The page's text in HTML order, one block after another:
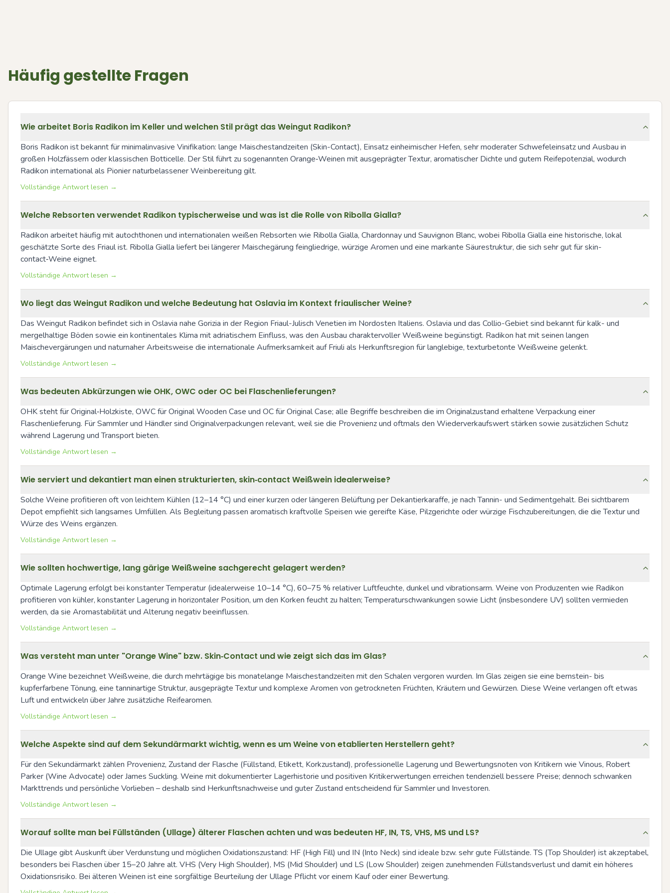
Häufig gestellte Fragen
Wie arbeitet Boris Radikon im Keller und welchen Stil prägt das Weingut Radikon?
Boris Radikon ist bekannt für minimalinvasive Vinifikation: lange Maischestandzeiten (Skin-Contact), Einsatz einheimischer Hefen, sehr moderater Schwefeleinsatz und Ausbau in
großen Holzfässern oder klassischen Botticelle. Der Stil führt zu sogenannten Orange‑Weinen mit ausgeprägter Textur, aromatischer Dichte und gutem Reifepotenzial, wodurch
Radikon international als Pionier naturbelassener Weinbereitung gilt.
Vollständige Antwort lesen →
Welche Rebsorten verwendet Radikon typischerweise und was ist die Rolle von Ribolla Gialla?
Radikon arbeitet häufig mit autochthonen und internationalen weißen Rebsorten wie Ribolla Gialla, Chardonnay und Sauvignon Blanc, wobei Ribolla Gialla eine historische, lokal
geschätzte Sorte des Friaul ist. Ribolla Gialla liefert bei längerer Maischegärung feingliedrige, würzige Aromen und eine markante Säurestruktur, die sich sehr gut für skin-
contact‑Weine eignet.
Vollständige Antwort lesen →
Wo liegt das Weingut Radikon und welche Bedeutung hat Oslavia im Kontext friaulischer Weine?
Das Weingut Radikon befindet sich in Oslavia nahe Gorizia in der Region Friaul-Julisch Venetien im Nordosten Italiens. Oslavia und das Collio-Gebiet sind bekannt für kalk- und
mergelhaltige Böden sowie ein kontinentales Klima mit adriatischem Einfluss, was den Ausbau charaktervoller Weißweine begünstigt. Radikon hat mit seinen langen
Maischevergärungen und naturnaher Arbeitsweise die internationale Aufmerksamkeit auf Friuli als Herkunftsregion für langlebige, texturbetonte Weißweine gelenkt.
Vollständige Antwort lesen →
Was bedeuten Abkürzungen wie OHK, OWC oder OC bei Flaschenlieferungen?
OHK steht für Original‑Holzkiste, OWC für Original Wooden Case und OC für Original Case; alle Begriffe beschreiben die im Originalzustand erhaltene Verpackung einer
Flaschenlieferung. Für Sammler und Händler sind Originalverpackungen relevant, weil sie die Provenienz und oftmals den Wiederverkaufswert stärken sowie zusätzlichen Schutz
während Lagerung und Transport bieten.
Vollständige Antwort lesen →
Wie serviert und dekantiert man einen strukturierten, skin‑contact Weißwein idealerweise?
Solche Weine profitieren oft von leichtem Kühlen (12–14 °C) und einer kurzen oder längeren Belüftung per Dekantierkaraffe, je nach Tannin- und Sedimentgehalt. Bei sichtbarem
Depot empfiehlt sich langsames Umfüllen. Als Begleitung passen aromatisch kraftvolle Speisen wie gereifte Käse, Pilzgerichte oder würzige Fischzubereitungen, die die Textur und
Würze des Weins ergänzen.
Vollständige Antwort lesen →
Wie sollten hochwertige, lang gärige Weißweine sachgerecht gelagert werden?
Optimale Lagerung erfolgt bei konstanter Temperatur (idealerweise 10–14 °C), 60–75 % relativer Luftfeuchte, dunkel und vibrationsarm. Weine von Produzenten wie Radikon
profitieren von kühler, konstanter Lagerung in horizontaler Position, um den Korken feucht zu halten; Temperaturschwankungen sowie Licht (insbesondere UV) sollten vermieden
werden, da sie Aromastabilität und Alterung negativ beeinflussen.
Vollständige Antwort lesen →
Was versteht man unter "Orange Wine" bzw. Skin‑Contact und wie zeigt sich das im Glas?
Orange Wine bezeichnet Weißweine, die durch mehrtägige bis monatelange Maischestandzeiten mit den Schalen vergoren wurden. Im Glas zeigen sie eine bernstein- bis
kupferfarbene Tönung, eine tanninartige Struktur, ausgeprägte Textur und komplexe Aromen von getrockneten Früchten, Kräutern und Gewürzen. Diese Weine verlangen oft etwas
Luft und entwickeln über Jahre zusätzliche Reifearomen.
Vollständige Antwort lesen →
Welche Aspekte sind auf dem Sekundärmarkt wichtig, wenn es um Weine von etablierten Herstellern geht?
Für den Sekundärmarkt zählen Provenienz, Zustand der Flasche (Füllstand, Etikett, Korkzustand), professionelle Lagerung und Bewertungsnoten von Kritikern wie Vinous, Robert
Parker (Wine Advocate) oder James Suckling. Weine mit dokumentierter Lagerhistorie und positiven Kritikerwertungen erreichen tendenziell bessere Preise; dennoch schwanken
Markttrends und persönliche Vorlieben – deshalb sind Herkunftsnachweise und guter Zustand entscheidend für Sammler und Investoren.
Vollständige Antwort lesen →
Worauf sollte man bei Füllständen (Ullage) älterer Flaschen achten und was bedeuten HF, IN, TS, VHS, MS und LS?
Die Ullage gibt Auskunft über Verdunstung und möglichen Oxidationszustand: HF (High Fill) und IN (Into Neck) sind ideale bzw. sehr gute Füllstände. TS (Top Shoulder) ist akzeptabel,
besonders bei Flaschen über 15–20 Jahre alt. VHS (Very High Shoulder), MS (Mid Shoulder) und LS (Low Shoulder) zeigen zunehmenden Füllstandsverlust und damit ein höheres
Oxidationsrisiko. Bei älteren Weinen ist eine sorgfältige Beurteilung der Ullage Pflicht vor einem Kauf oder einer Bewertung.